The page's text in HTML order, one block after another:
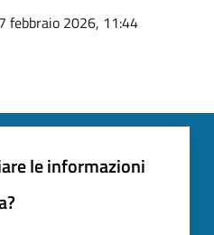
febbraio 2026, 11:44
le informazioni